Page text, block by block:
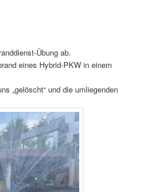
Übung ab.
eines Hybrid-PKW in einem
„gelöscht“ und die umliegenden